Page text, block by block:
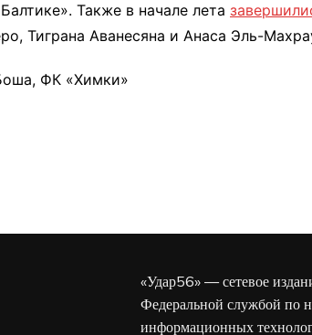
Также в начале лета
Тиграна Аванесяна и Анаса Эль-
ФК «Химки»
«Удар56» — сетевое
Федеральной службой по
информационных